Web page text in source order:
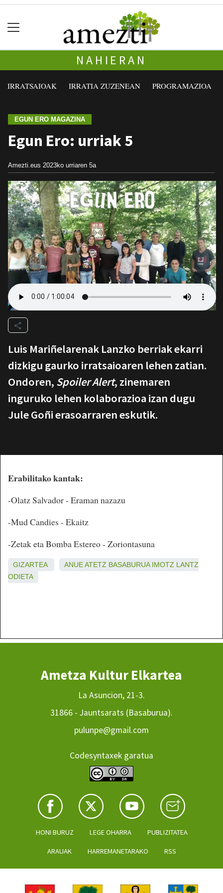
NAHIERAN
IRRATSAIOAK IRRATIA ZUZENEAN PROGRAMAZIOA
EGUN ERO MAGAZINA
Egun Ero: urriak 5
Amezti.eus 2023ko urriaren 5a
Luis Mariñelarenak Lanzko berriak ekarri
dizkigu gaurko irratsaioaren lehen zatian.
Ondoren, Spoiler Alert, zinemaren
inguruko lehen kolaborazioa izan dugu
Jule Goñi erasoarraren eskutik.
Erabilitako kantak:
-Olatz Salvador - Eraman nazazu
-Mud Candies - Ekaitz
-Zetak eta Bomba Estereo - Zoriontasuna
GIZARTEA ANUEATETZ BASABURUA IMOTZ LANTZ
ODIETA
Ametza Kultur Elkartea
La Asuncion, 21-3.
31866 - Jauntsarats (Basaburua).
pulunpe@gmail.com
Codesyntaxek garatua
HONI BURUZ LEGE OHARRA PUBLIZITATEA
ARAUAK HARREMANETARAKO RSS